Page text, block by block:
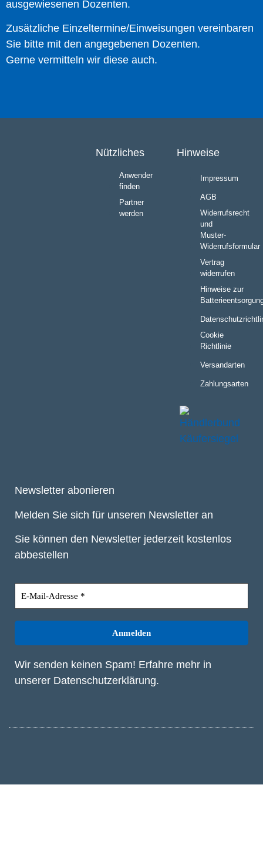
ausgewiesenen Dozenten.
Zusätzliche Einzeltermine/Einweisungen vereinbaren
Sie bitte mit den angegebenen Dozenten.
Gerne vermitteln wir diese auch.
Nützliches
Anwender
finden
Partner
werden
Hinweise
Impressum
AGB
Widerrufsrecht
und
Muster-
Widerrufsformular
Vertrag
widerrufen
Hinweise zur
Cookie
Richtlinie
Versandarten
Zahlungsarten
Newsletter abonieren
Melden Sie sich für unseren Newsletter an
Sie können den Newsletter jederzeit kostenlos
abbestellen
Wir senden keinen Spam! Erfahre mehr in
unserer Datenschutzerklärung.